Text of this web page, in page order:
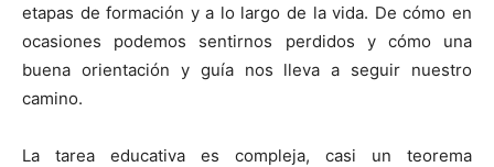
etapas de formación y a lo largo de la vida. De cómo en
ocasiones podemos sentirnos perdidos y cómo una
buena orientación y guía nos lleva a seguir nuestro
camino.
La tarea educativa es compleja, casi un teorema